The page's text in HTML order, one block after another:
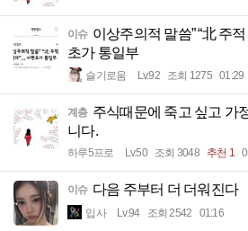
이슈 이상주의적 말씀” “北 주
초가 통일부
슬기로움 Lv.92 조회 1275 01:29
계층 주식때문에 죽고 싶고 가
니다.
하루5프로 Lv.50 조회 3048 추천 1
이슈 다음 주부터 더 더워진다
입사 Lv.94 조회 2542 01:16